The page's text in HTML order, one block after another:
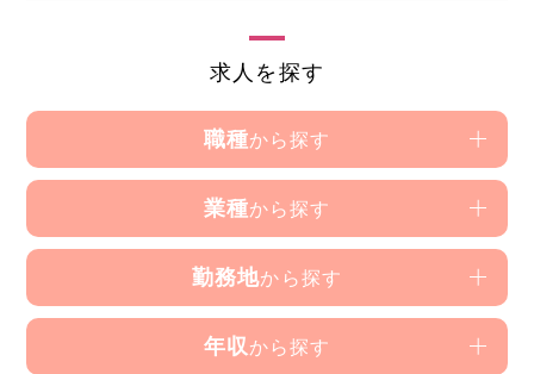
求人を探す
職種から探す
業種から探す
勤務地から探す
年収 から探す